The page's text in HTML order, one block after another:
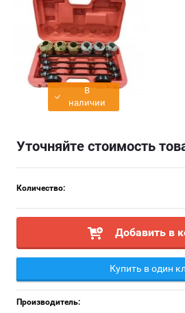
В
наличии
Уточняйте стоимость
Количество:
Добавить в
Купить в один
Производитель: